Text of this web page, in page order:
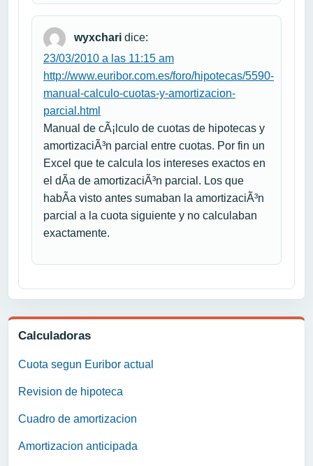
Calculadoras
Cuota segun Euribor actual
Revision de hipoteca
Cuadro de amortizacion
Amortizacion anticipada
wyxchari dice:
23/03/2010 a las 11:15 am
http://www.euribor.com.es/foro/hipotecas/5590-
manual-calculo-cuotas-y-amortizacion-
parcial.html
Manual de cÃ¡lculo de cuotas de hipotecas y
amortizaciÃ³n parcial entre cuotas. Por fin un
Excel que te calcula los intereses exactos en
el dÃ­a de amortizaciÃ³n parcial. Los que
habÃ­a visto antes sumaban la amortizaciÃ³n
parcial a la cuota siguiente y no calculaban
exactamente.